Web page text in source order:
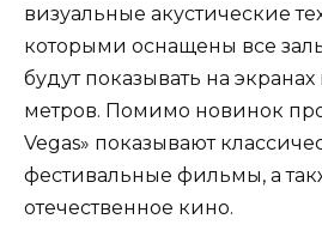
визуальные акустические
которыми оснащены все
будут показывать на
метров. Помимо новинок
Vegas» показывают
фестивальные фильмы, а
отечественное кино.